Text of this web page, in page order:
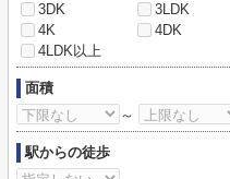
3DK
3LDK
4K
4DK
4LDK以上
面積
～
駅からの徒歩